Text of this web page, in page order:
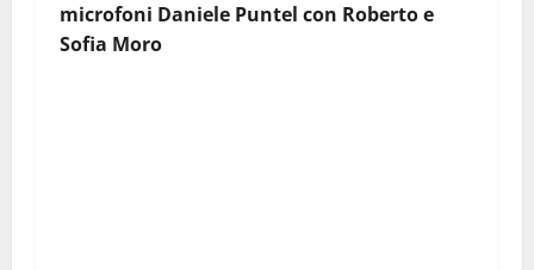
microfoni Daniele Puntel con Roberto e
Sofia Moro